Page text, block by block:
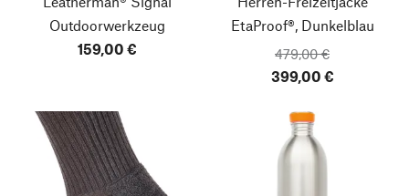
Outdoorwerkzeug
159,00 €
EtaProof®, Dunkelblau
479,00 €
399,00 €